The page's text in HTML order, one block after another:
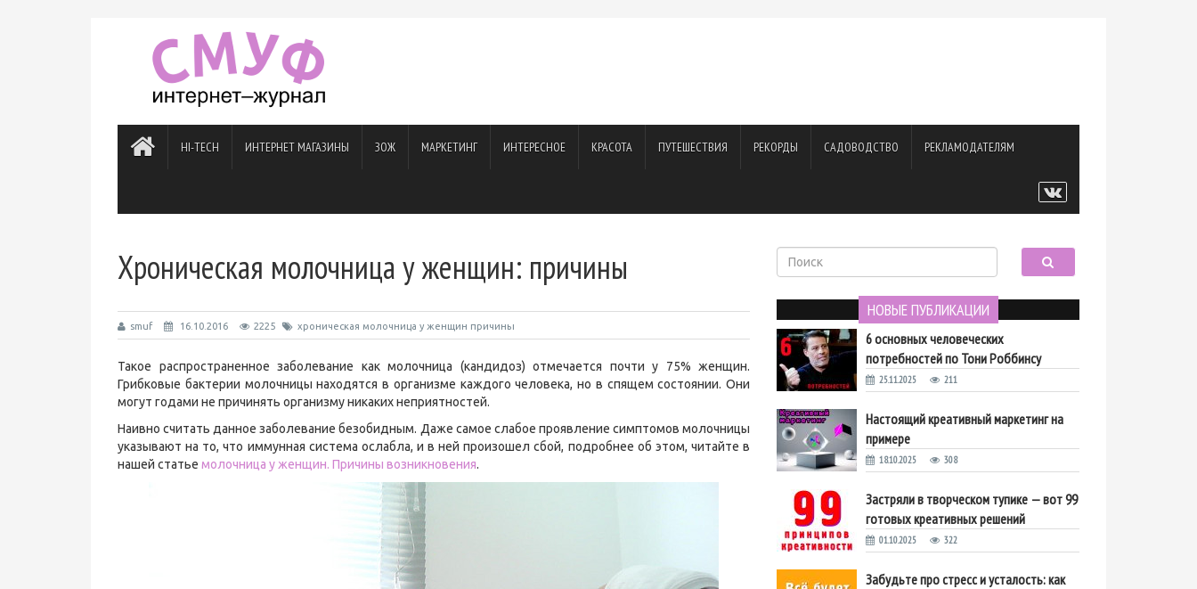
HI-TECH ИНТЕРНЕТ МАГАЗИНЫ ЗОЖ МАРКЕТИНГ ИНТЕРЕСНОЕ КРАСОТА ПУТЕШЕСТВИЯ РЕКОРДЫ САДОВОДСТВО РЕКЛАМОДАТЕЛЯМ
Хроническая молочница у женщин: причины
smuf 16.10.2016 2225 хроническая молочница у женщин причины
Такое распространенное заболевание как молочница (кандидоз) отмечается почти у 75% женщин.
Грибковые бактерии молочницы находятся в организме каждого человека, но в спящем состоянии. Они
могут годами не причинять организму никаких неприятностей.
Наивно считать данное заболевание безобидным. Даже самое слабое проявление симптомов молочницы
указывают на то, что иммунная система ослабла, и в ней произошел сбой, подробнее об этом, читайте в
нашей статье молочница у женщин. Причины возникновения.
НОВЫЕ ПУБЛИКАЦИИ
6 основных человеческих
потребностей по Тони Роббинсу
25.11.2025 211
Настоящий креативный маркетинг на
примере
18.10.2025 308
Застряли в творческом тупике — вот 99
готовых креативных решений
01.10.2025 322
Забудьте про стресс и усталость: как